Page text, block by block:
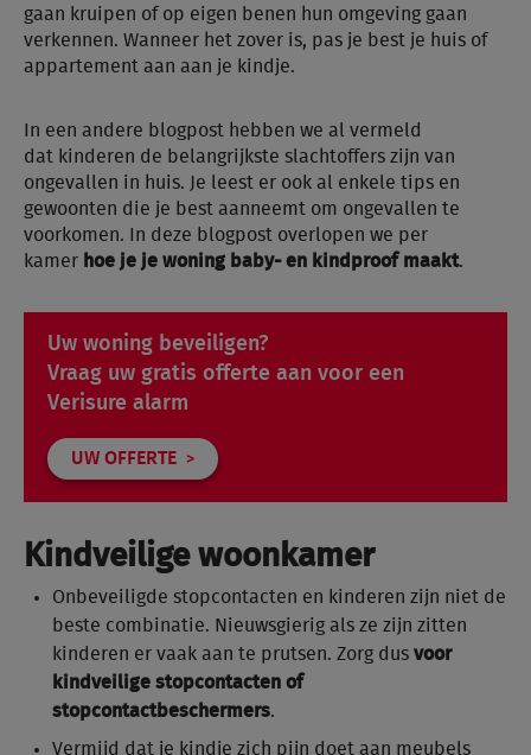
gaan kruipen of op eigen benen hun omgeving gaan
verkennen. Wanneer het zover is, pas je best je huis of
appartement aan aan je kindje.
In een andere blogpost hebben we al vermeld
dat kinderen de belangrijkste slachtoffers zijn van
ongevallen in huis. Je leest er ook al enkele tips en
gewoonten die je best aanneemt om ongevallen te
voorkomen. In deze blogpost overlopen we per
kamer hoe je je woning baby- en kindproof maakt.
UW OFFERTE
Uw woning beveiligen?
Vraag uw gratis offerte aan voor een
Verisure alarm
Kindveilige woonkamer
Onbeveiligde stopcontacten en kinderen zijn niet de
beste combinatie. Nieuwsgierig als ze zijn zitten
kinderen er vaak aan te prutsen. Zorg dus voor
kindveilige stopcontacten of
stopcontactbeschermers.
Vermijd dat je kindje zich pijn doet aan meubels